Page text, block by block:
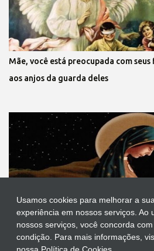
Usamos cookies para melhorar a
experiência em nossos serviços. Ao
nossos serviços, você concorda
condição. Para mais informações,
Mãe, você está preocupada com
aos anjos da guarda deles
Novena dos nove meses de gestação